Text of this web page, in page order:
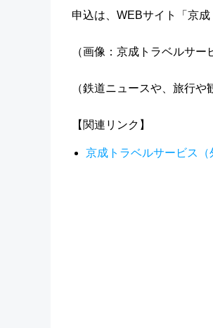
申込は、WEBサイト「京成
（画像：京成トラベルサー
（鉄道ニュースや、旅行
【関連リンク】
京成トラベルサービス（